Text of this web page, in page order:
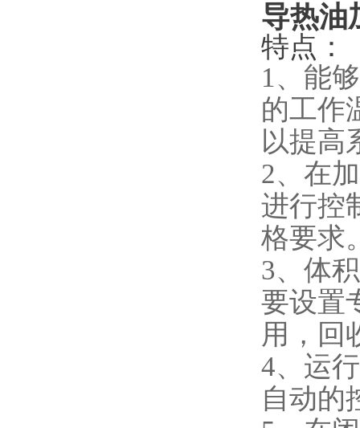
导热油
特点：
1、能
的工作
以提高
2、在
进行控
格要求
3、体
要设置
用，回
4、运
自动的